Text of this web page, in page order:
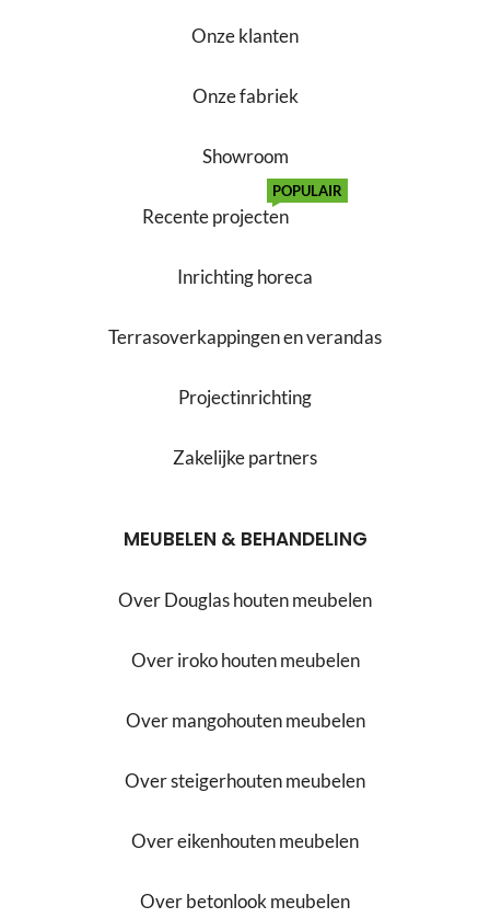
Onze klanten
Onze fabriek
Showroom
Recente projecten
POPULAIR
Inrichting horeca
Terrasoverkappingen en verandas
Projectinrichting
Zakelijke partners
MEUBELEN & BEHANDELING
Over Douglas houten meubelen
Over iroko houten meubelen
Over mangohouten meubelen
Over steigerhouten meubelen
Over eikenhouten meubelen
Over betonlook meubelen